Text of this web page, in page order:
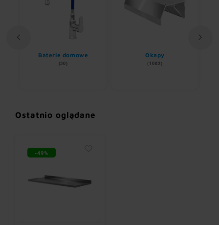
Baterie domowe
(30)
Okapy
(1082)
Ostatnio oglądane
-49%